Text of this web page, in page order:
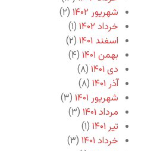
شهریور ۱۴۰۲
(۲)
خرداد ۱۴۰۲
(۱)
اسفند ۱۴۰۱
(۲)
بهمن ۱۴۰۱
(۴)
دی ۱۴۰۱
(۸)
آذر ۱۴۰۱
(۸)
شهریور ۱۴۰۱
(۳)
مرداد ۱۴۰۱
(۳)
تیر ۱۴۰۱
(۱)
خرداد ۱۴۰۱
(۳)